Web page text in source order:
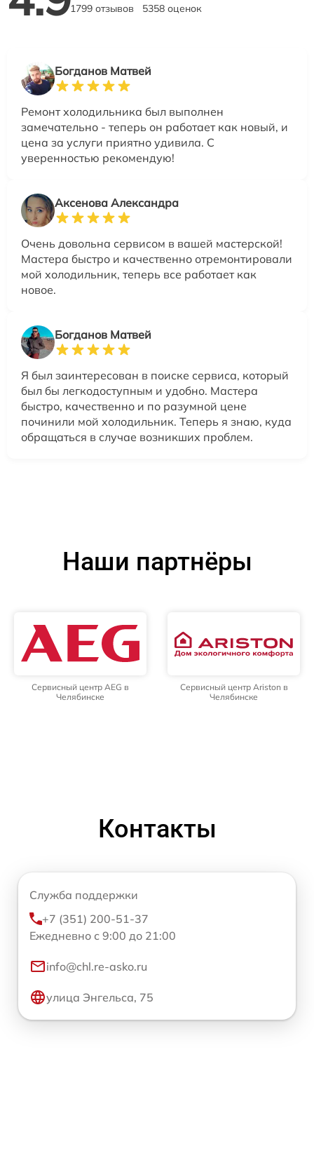
1799 отзывов 5358 оценок
Богданов Матвей
Ремонт холодильника был выполнен
замечательно - теперь он работает как новый, и
цена за услуги приятно удивила. С
уверенностью рекомендую!
Аксенова Александра
Очень довольна сервисом в вашей мастерской!
Мастера быстро и качественно отремонтировали
мой холодильник, теперь все работает как
новое.
Богданов Матвей
Я был заинтересован в поиске сервиса, который
был бы легкодоступным и удобно. Мастера
быстро, качественно и по разумной цене
починили мой холодильник. Теперь я знаю, куда
обращаться в случае возникших проблем.
Наши партнёры
Сервисный центр AEG в
Челябинске
Сервисный центр Ariston в
Челябинске
Контакты
Служба поддержки
+7 (351) 200-51-37
Ежедневно с 9:00 до 21:00
info@chl.re-asko.ru
улица Энгельса, 75